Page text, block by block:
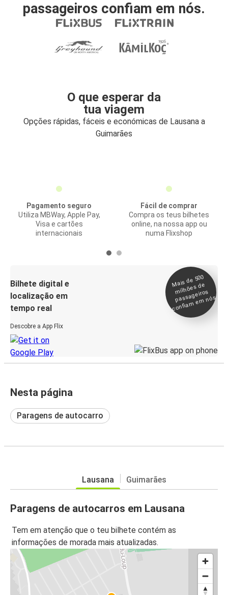
passageiros confiam em nós.
O que esperar da
tua viagem
Opções rápidas, fáceis e económicas de Lausana a
Guimarães
Pagamento seguro
Utiliza MBWay, Apple Pay,
Visa e cartões
internacionais
Fácil de comprar
Compra os teus bilhetes
online, na nossa app ou
numa Flixshop
Bilhete digital e
localização em
tempo real
Descobre a App Flix
Mais de 500
milhões de
passageiros
confia
m e
m nós
Nesta página
Paragens de autocarro
Lausana Guimarães
Paragens de autocarros em Lausana
Tem em atenção que o teu bilhete contém as
informações de morada mais atualizadas.